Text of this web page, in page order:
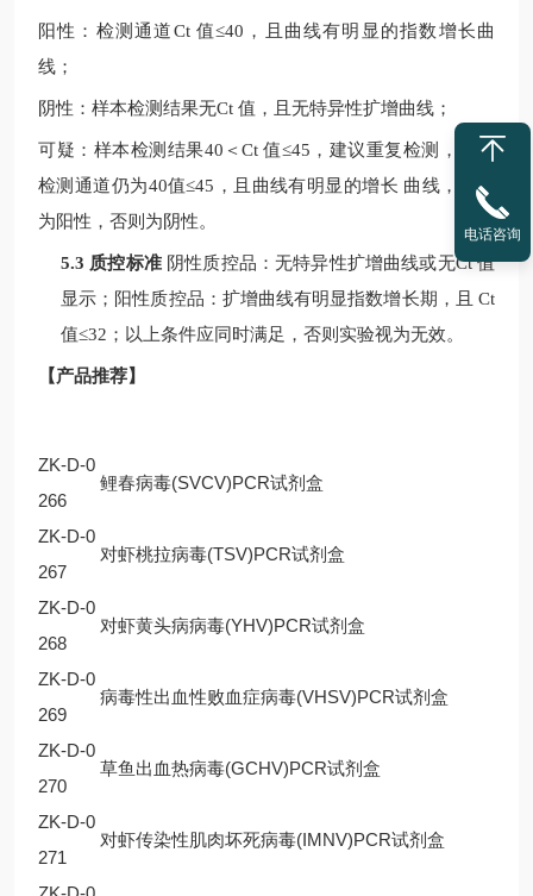
阳性：检测通道Ct 值≤40 ，且曲线有明显的指数增长曲
线；
阴性：样本检测结果无Ct 值，且无特异性扩增曲线；
可疑：样本检测结果40 ＜Ct值≤45 ，建议重复检测，如果
检测通道仍为40值≤45 ，且曲线有明显的增长 曲线，判定
为阳性，否则为阴性。
5.3 质控标准 阴性质控品：无特异性扩增曲线或无Ct值
显示；阳性质控品：扩增曲线有明显指数增长期，且 Ct
值≤32 ；以上条件应同时满足，否则实验视为无效。
【产品推荐】
ZK-D-0
266
鲤春病毒(SVCV)PCR试剂盒
ZK-D-0
267
对虾桃拉病毒(TSV)PCR试剂盒
ZK-D-0
268
对虾黄头病病毒(YHV)PCR试剂盒
ZK-D-0
269
病毒性出血性败血症病毒(VHSV)PCR试剂盒
ZK-D-0
270
草鱼出血热病毒(GCHV)PCR试剂盒
ZK-D-0
271
对虾传染性肌肉坏死病毒(IMNV)PCR试剂盒
电话咨询